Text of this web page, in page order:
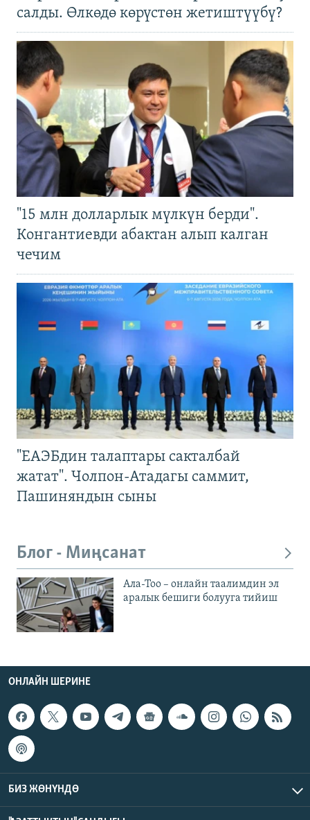
салды. Өлкөдө көрүстөн жетиштүүбү?
"15 млн долларлык мүлкүн берди".
Конгантиевди абактан алып калган
чечим
"ЕАЭБдин талаптары сакталбай
жатат". Чолпон-Атадагы саммит,
Пашиняндын сыны
Блог - Миңсанат
Ала-Тоо – онлайн таалимдин эл
аралык бешиги болууга тийиш
ОНЛАЙН ШЕРИНЕ
БИЗ ЖӨНҮНДӨ